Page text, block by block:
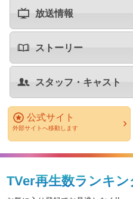
放送情報
ストーリー
スタッフ・キャスト
公式サイト
外部サイトへ移動します
TVer再生数ランキン